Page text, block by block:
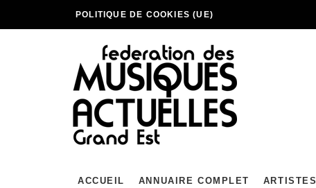
POLITIQUE DE COOKIES (UE)
ACCUEIL ANNUAIRE COMPLET ARTISTES